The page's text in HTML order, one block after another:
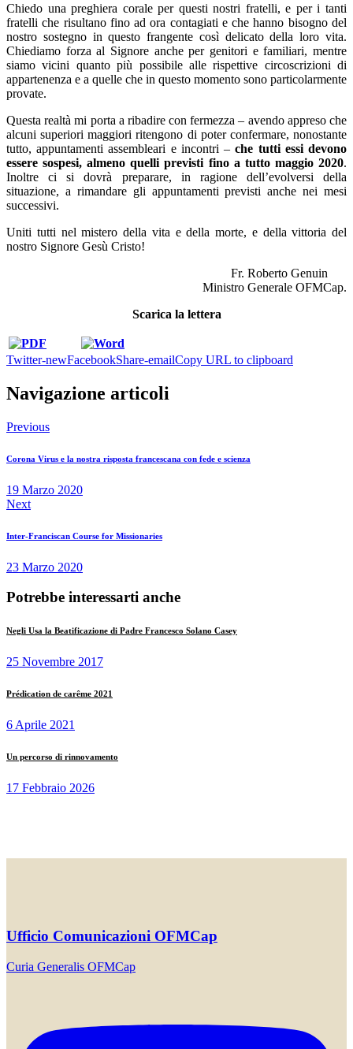
Chiedo una preghiera corale per questi nostri fratelli, e per i tanti
fratelli che risultano fino ad ora contagiati e che hanno bisogno del
nostro sostegno in questo frangente così delicato della loro vita.
Chiediamo forza al Signore anche per genitori e familiari, mentre
siamo vicini quanto più possibile alle rispettive circoscrizioni di
appartenenza e a quelle che in questo momento sono particolarmente
provate.
Questa realtà mi porta a ribadire con fermezza – avendo appreso che
alcuni superiori maggiori ritengono di poter confermare, nonostante
tutto, appuntamenti assembleari e incontri –che tutti essi devono
essere sospesi, almeno quelli previsti fino a tutto maggio 2020.
Inoltre ci si dovrà preparare, in ragione dell’evolversi della
situazione, a rimandare gli appuntamenti previsti anche nei mesi
successivi.
Uniti tutti nel mistero della vita e della morte, e della vittoria del
nostro Signore Gesù Cristo!
Fr. Roberto Genuin
Ministro Generale OFMCap.
Scarica la lettera
Twitter-newFacebookShare-emailCopy URL to clipboard
Navigazione articoli
Previous
Corona Virus e la nostra risposta francescana con fede e scienza
19 Marzo 2020
Next
Inter-Franciscan Course for Missionaries
23 Marzo 2020
Potrebbe interessarti anche
Negli Usa la Beatificazione di Padre Francesco Solano Casey
25 Novembre 2017
Prédication de carême 2021
6 Aprile 2021
Un percorso di rinnovamento
17 Febbraio 2026
Ufficio Comunicazioni OFMCap
Curia Generalis OFMCap